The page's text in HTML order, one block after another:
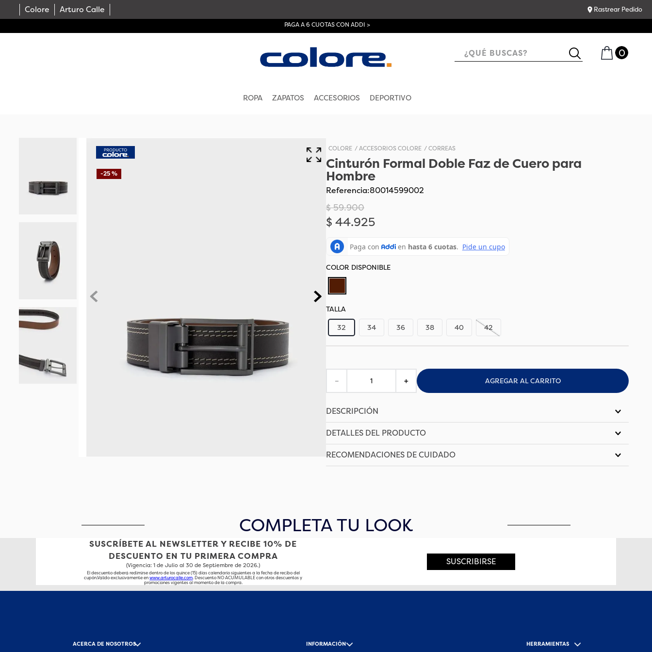
Colore Arturo Calle Rastrear Pedido
PAGA A 6 CUOTAS CON ADDI >
¿QUÉ BUSCAS?
ROPA ZAPATOS ACCESORIOS DEPORTIVO
-25 %
COLORE ACCESORIOS COLORE CORREAS
Cinturón Formal Doble Faz de Cuero para
Hombre
Referencia:80014599002
$ 59.900
$ 44.925
TALLA
32 34 36 38 40 42
＋
－ AGREGAR AL CARRITO
DESCRIPCIÓN
DETALLES DEL PRODUCTO
RECOMENDACIONES DE CUIDADO
COMPLETA TU LOOK
SUSCRÍBETE AL NEWSLETTER Y RECIBE 10% DE
DESCUENTO EN TU PRIMERA COMPRA
(Vigencia: 1 de Julio al 30 de Septiembre de 2026.)
El descuento deberá redimirse dentro de los quince (15) días calendario siguientes a la fecha de recibo del
cupón.Válido exclusivamente enwww.arturocalle.com. Descuento NO ACUMULABLE con otros descuentos y
promociones vigentes al momento de la compra.
SUSCRIBIRSE
ACERCA DE NOSOTROS INFORMACIÓN HERRAMIENTAS